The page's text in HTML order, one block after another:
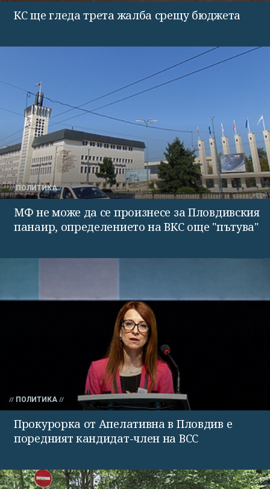
КС ще гледа трета жалба срещу бюджета
ПОЛИТИКА
МФ не може да се произнесе за Пловдивския
панаир, определението на ВКС още "пътува"
ПОЛИТИКА
Прокурорка от Апелативна в Пловдив е
поредният кандидат-член на ВСС